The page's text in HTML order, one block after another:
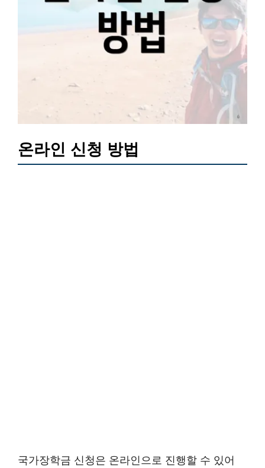
온라인 신청 방법
국가장학금 신청은 온라인으로 진행할 수 있어